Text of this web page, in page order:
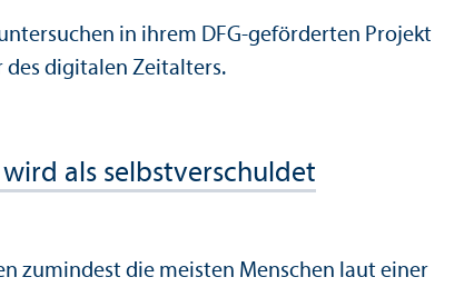
in ihrem DFG-geförderten Projekt
des digitalen Zeitalters.
als selbstverschuldet
zumindest die meisten Menschen laut einer